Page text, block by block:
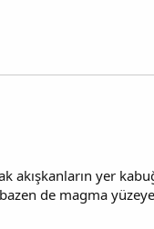
akışkanların yer
de magma